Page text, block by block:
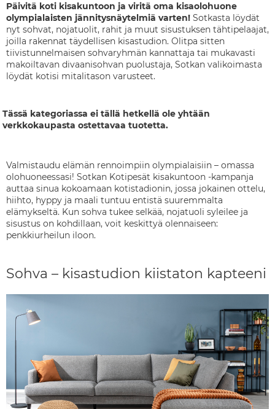
Päivitä koti kisakuntoon ja viritä oma kisaolohuone
olympialaisten jännitysnäytelmiä varten! Sotkasta löydät
nyt sohvat, nojatuolit, rahit ja muut sisustuksen tähtipelaajat,
joilla rakennat täydellisen kisastudion. Olitpa sitten
tiivistunnelmaisen sohvaryhmän kannattaja tai mukavasti
makoiltavan divaanisohvan puolustaja, Sotkan valikoimasta
löydät kotisi mitalitason varusteet.
Tässä kategoriassa ei tällä hetkellä ole yhtään
verkkokaupasta ostettavaa tuotetta.
Valmistaudu elämän rennoimpiin olympialaisiin – omassa
olohuoneessasi! Sotkan Kotipesät kisakuntoon -kampanja
auttaa sinua kokoamaan kotistadionin, jossa jokainen ottelu,
hiihto, hyppy ja maali tuntuu entistä suuremmalta
elämykseltä. Kun sohva tukee selkää, nojatuoli syleilee ja
sisustus on kohdillaan, voit keskittyä olennaiseen:
penkkiurheilun iloon.
Sohva – kisastudion kiistaton kapteeni